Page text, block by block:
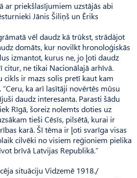
ar priekšlasījumiem uzstājās abi
Jānis Šiliņš un Ēriks
vēl daudz kā trūkst, strādājot
domāts, kur novilkt hronoloģiskās
izmantot, kurus ne, jo ļoti daudz
citur, ne tikai Nacionālajā arhīvā.
cikls ir mazs solis pretī kaut kam
“Ceru, ka arī lasītāji novērtēs mūsu
daudz interesanta. Parasti šādu
Rīgā, šoreiz nolemts doties uz
tieši Cēsīs, pilsētā, kurai ir
karā. Šī tēma ir ļoti svarīga visas
cilvēki no visiem reģioniem pielika
brīvā Latvijas Republikā.”
situāciju Vidzemē 1918./